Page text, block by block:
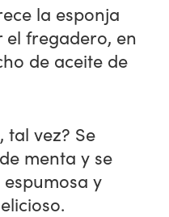
la esponja
fregadero, en
de aceite de
tal vez? Se
menta y se
y